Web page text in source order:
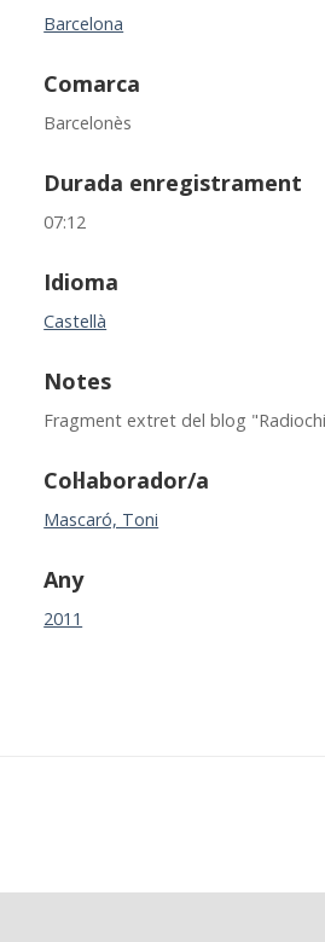
Barcelona
Comarca
Barcelonès
Durada enregistrament
07:12
Idioma
Castellà
Notes
Fragment extret del blog
Col·laborador/a
Mascaró, Toni
Any
2011